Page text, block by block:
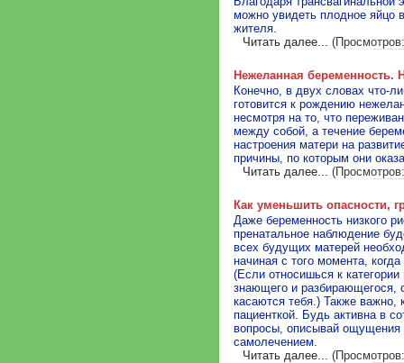
можно увидеть плодное яйцо
жителя.
Читать далее...
Нежеланная беременность.
Конечно, в двух словах что-
готовится к рождению
несмотря на то, что
между собой, а течение
настроения матери на
причины, по которым они
Читать далее...
Как уменьшить опасности,
Даже беременность низкого
пренатальное наблюдение
всех будущих матерей
начиная с того момента,
(Если относишься к
знающего и разбирающегося,
касаются тебя.) Также важно,
пациенткой. Будь активна в
вопросы, описывай ощущения
самолечением.
Читать далее...